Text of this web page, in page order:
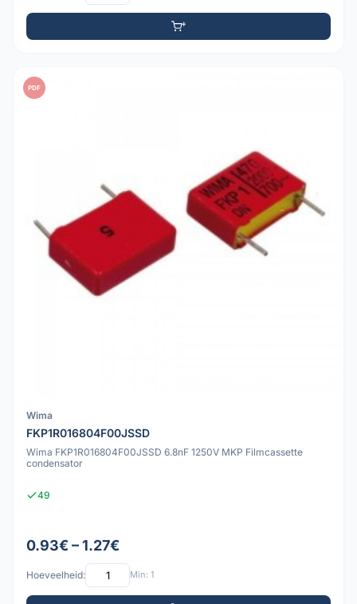
PDF
Wima
FKP1R016804F00JSSD
Wima FKP1R016804F00JSSD 6.8nF 1250V MKP Filmcassette
condensator
49
0.93€ – 1.27€
Hoeveelheid: Min: 1